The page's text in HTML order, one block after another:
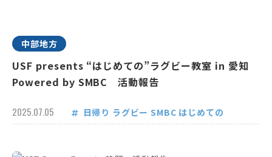
中部地方
USF presents “はじめての”ラグビー教室 in 愛知
Powered by SMBC 活動報告
2025.07.05 日帰り ラグビー SMBC はじめての